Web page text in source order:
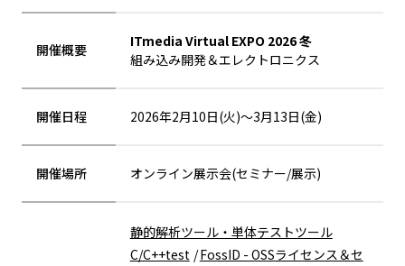
開催概要
ITmedia Virtual EXPO 2026 冬
組み込み開発＆エレクトロニクス
開催日程 2026年2月10日(火)～3月13日(金)
開催場所 オンライン展示会(セミナー/展示)
静的解析ツール・単体テストツール
C/C++test
FossID - OSSライセンス＆セ